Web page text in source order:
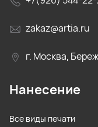
zakaz@artia.ru
г. Москва,
Нанесение
Все виды печати